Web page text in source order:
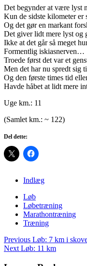
Det begynder at være lyst
Kun de sidste kilometer er
Og det gør en markant
Det giver lidt mere lyst og
Ikke at det går så meget
Formentlig iskiasnerven…
Troede først det var et
Men det har nu spredt sig
Og den første times tid
Havde håbet at lidt mere
Uge km.: 11
(Samlet km.: ~ 122)
Del dette:
Indlæg
Løb
Løbetræning
Marathontræning
Træning
Post
navigation
Previous Løb: 7 km i
Next Løb: 11 km